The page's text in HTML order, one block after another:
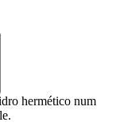
hermético num